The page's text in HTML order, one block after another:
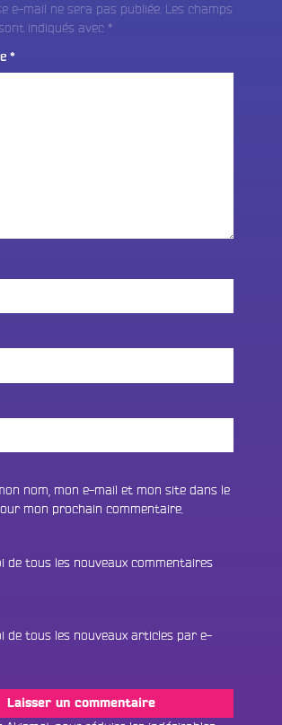
e-mail ne sera pas publiée. Les champs
indiqués avec *
*
nom, mon e-mail et mon site dans le
mon prochain commentaire.
de tous les nouveaux commentaires
de tous les nouveaux articles par e-